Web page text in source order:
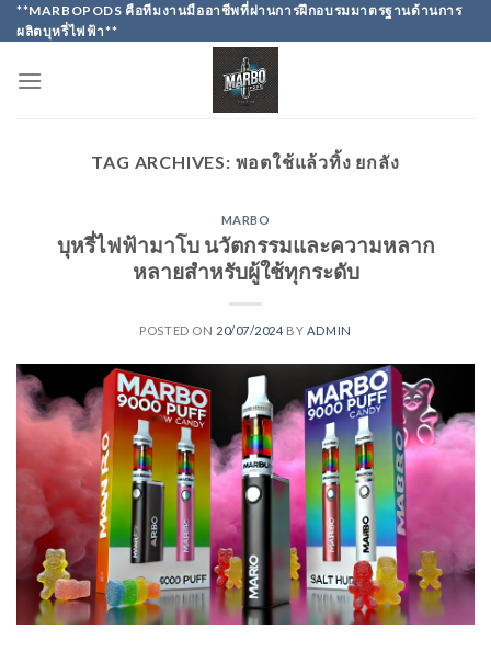
Skip
to
**MARBOPODS คือทีมงานมืออาชีพที่ผ่านการฝึกอบรมมาตรฐานด้านการ
ผลิตบุหรี่ไฟฟ้า**
TAG ARCHIVES: พอตใช้แล้วทิ้ง ยกลัง
MARBO
บุหรี่ไฟฟ้ามาโบ นวัตกรรมและความหลาก
หลายสำหรับผู้ใช้ทุกระดับ
POSTED ON 20/07/2024 BY ADMIN